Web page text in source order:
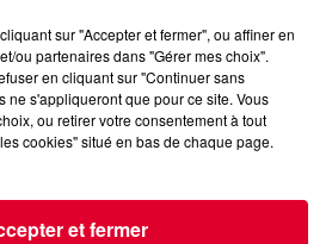
Ordonez
Crédit :Instagram : @Ordonez
sur "Accepter et fermer", ou affiner en
ou partenaires dans "Gérer mes choix".
en cliquant sur "Continuer sans
ne s'appliqueront que pour ce site. Vous
ou retirer votre consentement à tout
cookies" situé en bas de chaque page.
et fermer